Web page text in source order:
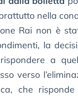
nella
Rai non è
la
a
verso
che